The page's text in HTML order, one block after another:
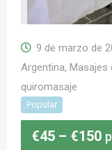
9 de marzo de
Argentina, Masajes
quiromasaje
Popular
€45 – €150